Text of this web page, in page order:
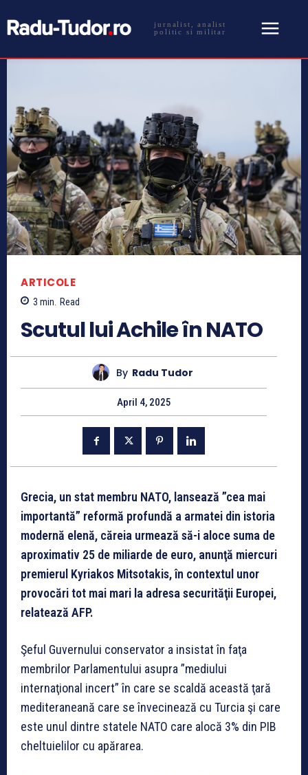
jurnalist, analist
politic si militar
ARTICOLE
3 min. Read
Scutul lui Achile în NATO
By Radu Tudor
April 4, 2025
Grecia, un stat membru NATO, lansează ”cea mai
importantă” reformă profundă a armatei din istoria
modernă elenă, căreia urmează să-i aloce suma de
aproximativ 25 de miliarde de euro, anunţă miercuri
premierul Kyriakos Mitsotakis, în contextul unor
provocări tot mai mari la adresa securităţii Europei,
relatează AFP.
Şeful Guvernului conservator a insistat în faţa
membrilor Parlamentului asupra ”mediului
internaţional incert” în care se scaldă această ţară
mediteraneană care se învecinează cu Turcia şi care
este unul dintre statele NATO care alocă 3% din PIB
cheltuielilor cu apărarea.